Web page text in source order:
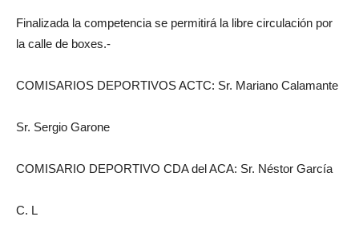
Finalizada la competencia se permitirá la libre circulación por
la calle de boxes.-
COMISARIOS DEPORTIVOS ACTC: Sr. Mariano Calamante
Sr. Sergio Garone
COMISARIO DEPORTIVO CDA del ACA: Sr. Néstor García
C. L